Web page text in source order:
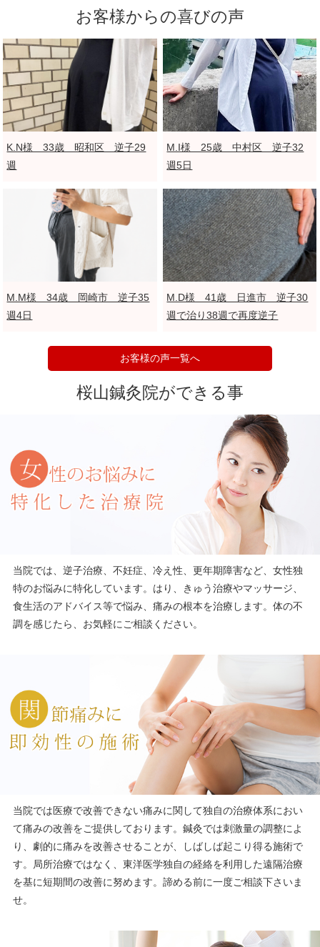
お客様からの喜びの声
K.N様 33歳 昭和区 逆子29
週
M.I様 25歳 中村区 逆子32
週5日
M.M様 34歳 岡崎市 逆子35
週4日
M.D様 41歳 日進市 逆子30
週で治り38週で再度逆子
お客様の声一覧へ
桜山鍼灸院ができる事
当院では、逆子治療、不妊症、冷え性、更年期障害など、女性独
特のお悩みに特化しています。はり、きゅう治療やマッサージ、
食生活のアドバイス等で悩み、痛みの根本を治療します。体の不
調を感じたら、お気軽にご相談ください。
当院では医療で改善できない痛みに関して独自の治療体系におい
て痛みの改善をご提供しております。鍼灸では刺激量の調整によ
り、劇的に痛みを改善させることが、しばしば起こり得る施術で
す。局所治療ではなく、東洋医学独自の経絡を利用した遠隔治療
を基に短期間の改善に努めます。諦める前に一度ご相談下さいま
せ。